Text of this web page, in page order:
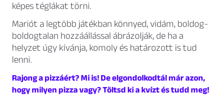
képes téglákat törni.
Mariót a legtöbb játékban könnyed, vidám, boldog-
boldogtalan hozzáállással ábrázolják, de ha a
helyzet úgy kívánja, komoly és határozott is tud
lenni.
Rajong a pizzáért? Mi is! De elgondolkodtál már azon,
hogy milyen pizza vagy? Töltsd ki a kvízt és tudd meg!